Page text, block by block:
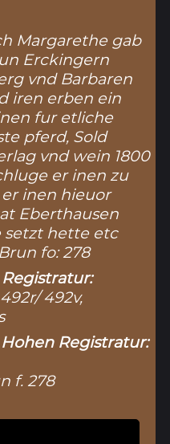
Margarethe gab
Erckingern
vnd Barbaren
iren erben ein
fur etliche
pferd, Sold
vnd wein 1800
er inen zu
inen hieuor
Eberthausen
setzt hette etc
fo: 278
492v,
Registratur:
f. 278